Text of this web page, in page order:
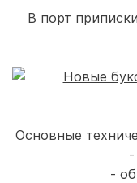
В порт
Основные
-